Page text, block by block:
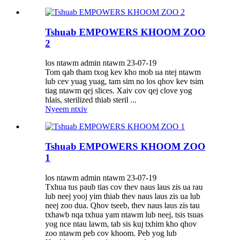
Tshuab EMPOWERS KHOOM ZOO
2
los ntawm admin ntawm 23-07-19
Tom qab tham txog kev kho mob ua ntej ntawm
lub cev yuag yuag, tam sim no los qhov kev tsim
tiag ntawm qej slices. Xaiv cov qej clove yog
hlais, sterilized thiab steril ...
Nyeem ntxiv
Tshuab EMPOWERS KHOOM ZOO
1
los ntawm admin ntawm 23-07-19
Txhua tus paub tias cov thev naus laus zis ua rau
lub neej yooj yim thiab thev naus laus zis ua lub
neej zoo dua. Qhov tseeb, thev naus laus zis tau
txhawb nqa txhua yam ntawm lub neej, tsis tsuas
yog nce ntau lawm, tab sis kuj txhim kho qhov
zoo ntawm peb cov khoom. Peb yog lub